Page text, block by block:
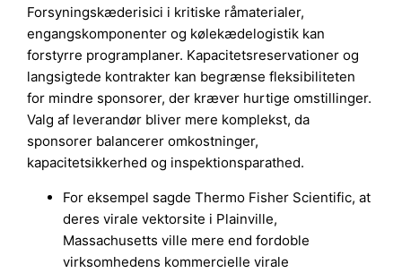
Forsyningskæderisici i kritiske råmaterialer,
engangskomponenter og kølekædelogistik kan
forstyrre programplaner. Kapacitetsreservationer og
langsigtede kontrakter kan begrænse fleksibiliteten
for mindre sponsorer, der kræver hurtige omstillinger.
Valg af leverandør bliver mere komplekst, da
sponsorer balancerer omkostninger,
kapacitetsikkerhed og inspektionsparathed.
For eksempel sagde Thermo Fisher Scientific, at
deres virale vektorsite i Plainville,
Massachusetts ville mere end fordoble
virksomhedens kommercielle virale